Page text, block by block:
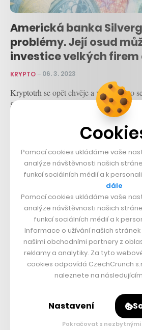
Americká banka
problémy. Její osud
investice velkých
KRYPTO– 06. 3. 2023
Kryptotrh se opět chvěje a vyčkává, co
Silvergate. Jak to ovlivní dění, vysvětluje
Kryptosvětem otřásla
insolvence. Bitcoin po
znovu ožil a odrazil se
06. 2. 2023
Pomocí cookies ukládáme vaše
analýze návštěvnosti našich
funkcí sociálních médií a k
dále
Pomocí cookies ukládáme vaše
analýze návštěvnosti našich
funkcí sociálních médií a k
Informace o užívání našich
našimi obchodními partnery z
reklamy a analytiky. Za tyto
cookies odpovídá CzechCrunch
naleznete na následujícím
Nastavení
Pokračovat s